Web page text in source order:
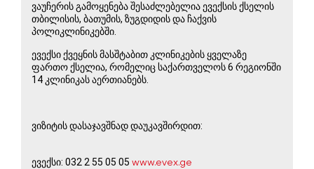
ვაუჩერის გამოყენება შესაძლებელია ევექსის ქსელის
თბილისის, ბათუმის, ზუგდიდის და ჩაქვის
პოლიკლინიკებში.
ევექსი ქვეყნის მასშტაბით კლინიკების ყველაზე
ფართო ქსელია, რომელიც საქართველოს 6 რეგიონში
14 კლინიკას აერთიანებს.
ვიზიტის დასაჯავშნად დაუკავშირდით:
ევექსი: 032 2 55 05 05 www.evex.ge